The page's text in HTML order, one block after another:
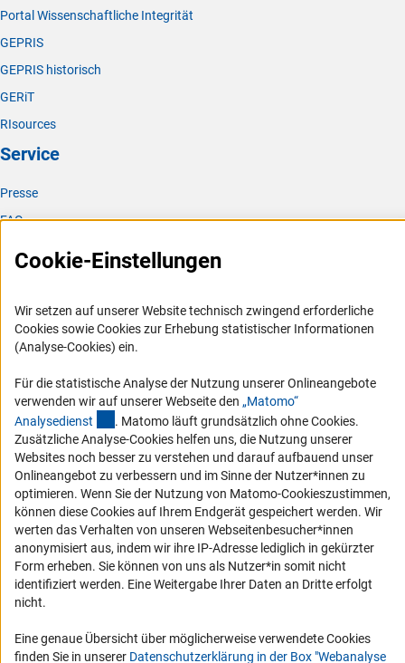
Portal Wissenschaftliche Integrität
GEPRIS
GEPRIS historisch
GERiT
RIsources
Service
Presse
FAQ
RSS-Feeds
Compliance
Vergabeverfahren
Barrierefreiheit
Service und Informationen für Menschen mit Behinderungen
Erklärung zur Barrierefreiheit
Barriere melden
DFG-aktuell
Erhalten Sie Neuigkeiten aus der DFG direkt in Ihr Mailpostfach oder
schauen Sie sich die Ausgaben online an.
Cookie-Einstellungen
Wir setzen auf unserer Website technisch zwingend erforderliche
Cookies sowie Cookies zur Erhebung statistischer Informationen
(Analyse-Cookies) ein.
Für die statistische Analyse der Nutzung unserer Onlineangebote
verwenden wir auf unserer Webseite den „Matomo“
Analysedienst (externer Link)
. Matomo läuft grundsätzlich ohne Cookies.
Zusätzliche Analyse-Cookies helfen uns, die Nutzung unserer
Websites noch besser zu verstehen und darauf aufbauend unser
Onlineangebot zu verbessern und im Sinne der Nutzer*innen zu
optimieren. Wenn Sie der Nutzung von Matomo-Cookieszustimmen,
können diese Cookies auf Ihrem Endgerät gespeichert werden. Wir
werten das Verhalten von unseren Webseitenbesucher*innen
anonymisiert aus, indem wir ihre IP-Adresse lediglich in gekürzter
Form erheben. Sie können von uns als Nutzer*in somit nicht
identifiziert werden. Eine Weitergabe Ihrer Daten an Dritte erfolgt
nicht.
Eine genaue Übersicht über möglicherweise verwendete Cookies
finden Sie in unserer Datenschutzerklärung in der Box "Webanalyse